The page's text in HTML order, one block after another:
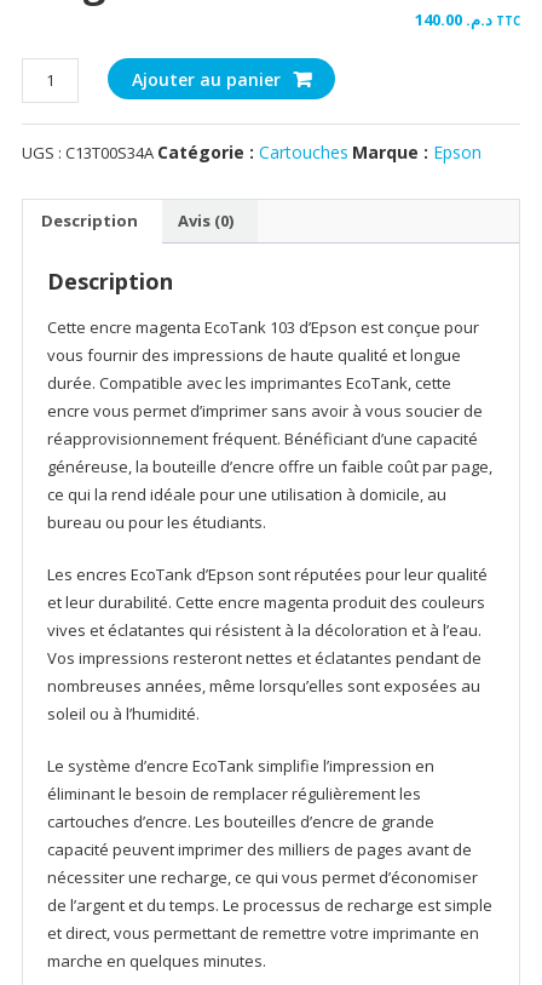
د.م. TTC
quantité
de
EPSON
103
Ajouter au panier
UGS : C13T00S34A Catégorie : Cartouches Marque : Epson
Description Avis (0)
Description
Cette encre magenta EcoTank 103 d’Epson est conçue pour
vous fournir des impressions de haute qualité et longue
durée. Compatible avec les imprimantes EcoTank, cette
encre vous permet d’imprimer sans avoir à vous soucier de
réapprovisionnement fréquent. Bénéficiant d’une capacité
généreuse, la bouteille d’encre offre un faible coût par page,
ce qui la rend idéale pour une utilisation à domicile, au
bureau ou pour les étudiants.
Les encres EcoTank d’Epson sont réputées pour leur qualité
et leur durabilité. Cette encre magenta produit des couleurs
vives et éclatantes qui résistent à la décoloration et à l’eau.
Vos impressions resteront nettes et éclatantes pendant de
nombreuses années, même lorsqu’elles sont exposées au
soleil ou à l’humidité.
Le système d’encre EcoTank simplifie l’impression en
éliminant le besoin de remplacer régulièrement les
cartouches d’encre. Les bouteilles d’encre de grande
capacité peuvent imprimer des milliers de pages avant de
nécessiter une recharge, ce qui vous permet d’économiser
de l’argent et du temps. Le processus de recharge est simple
et direct, vous permettant de remettre votre imprimante en
marche en quelques minutes.